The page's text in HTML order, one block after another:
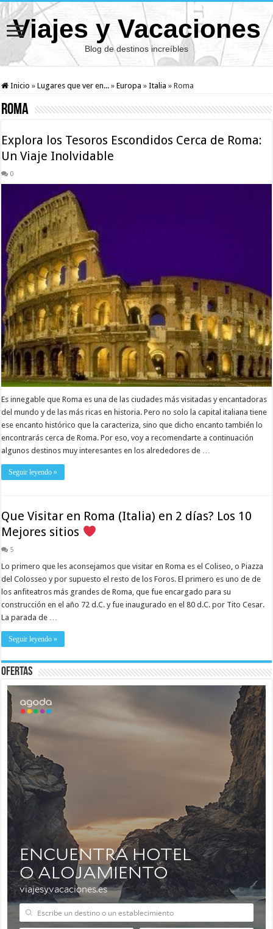
Viajes y Vacaciones
Blog de destinos increíbles
Inicio » Lugares que ver en... » Europa » Italia » Roma
Roma
Explora los Tesoros Escondidos Cerca de Roma:
Un Viaje Inolvidable
0
Es innegable que Roma es una de las ciudades más visitadas y encantadoras
del mundo y de las más ricas en historia. Pero no solo la capital italiana tiene
ese encanto histórico que la caracteriza, sino que dicho encanto también lo
encontrarás cerca de Roma. Por eso, voy a recomendarte a continuación
algunos destinos muy interesantes en los alrededores de …
Seguir leyendo »
Que Visitar en Roma (Italia) en 2 días? Los 10
Mejores sitios
5
Lo primero que les aconsejamos que visitar en Roma es el Coliseo, o Piazza
del Colosseo y por supuesto el resto de los Foros. El primero es uno de de
los anfiteatros más grandes de Roma, que fue encargado para su
construcción en el año 72 d.C. y fue inaugurado en el 80 d.C. por Tito Cesar.
La parada de …
Seguir leyendo »
Ofertas